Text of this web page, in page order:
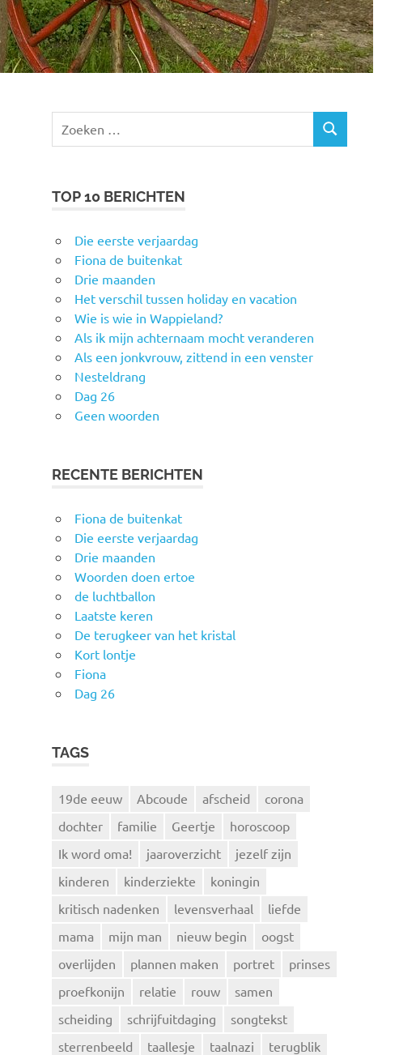
Zoeken
ZOEKEN
TOP 10 BERICHTEN
Die eerste verjaardag
Fiona de buitenkat
Drie maanden
Het verschil tussen holiday en vacation
Wie is wie in Wappieland?
Als ik mijn achternaam mocht veranderen
Als een jonkvrouw, zittend in een venster
Nesteldrang
Dag 26
Geen woorden
RECENTE BERICHTEN
Fiona de buitenkat
Die eerste verjaardag
Drie maanden
Woorden doen ertoe
de luchtballon
Laatste keren
De terugkeer van het kristal
Kort lontje
Fiona
Dag 26
TAGS
19de eeuw Abcoude afscheid
corona
dochter
familie Geertje
horoscoop
Ik word oma!
jaaroverzicht
jezelf zijn
kinderen
kinderziekte
koningin
kritisch nadenken
levensverhaal
liefde
mama
mijn man nieuw begin
oogst
overlijden
plannen maken portret
prinses
proefkonijn
relatie rouw
samen
scheiding
schrijfuitdaging
songtekst
sterrenbeeld
taallesje taalnazi
terugblik